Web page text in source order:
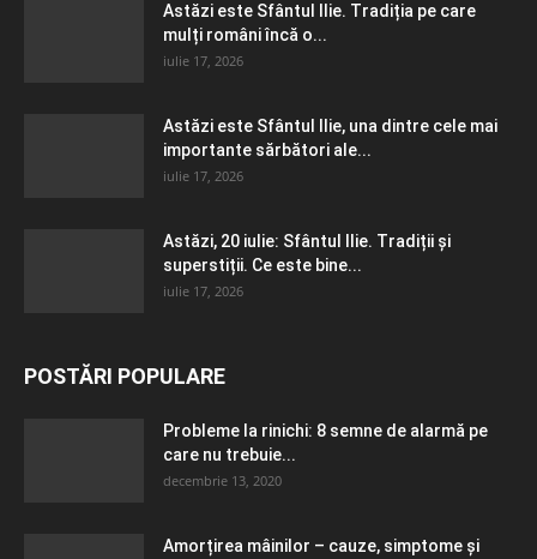
Astăzi este Sfântul Ilie. Tradiția pe care
mulți români încă o...
iulie 17, 2026
Astăzi este Sfântul Ilie, una dintre cele mai
importante sărbători ale...
iulie 17, 2026
Astăzi, 20 iulie: Sfântul Ilie. Tradiții și
superstiții. Ce este bine...
iulie 17, 2026
POSTĂRI POPULARE
Probleme la rinichi: 8 semne de alarmă pe
care nu trebuie...
decembrie 13, 2020
Amorțirea mâinilor – cauze, simptome și